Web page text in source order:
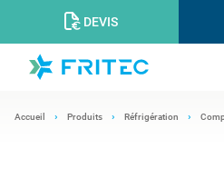
DEVIS
Accueil Produits Réfrigération